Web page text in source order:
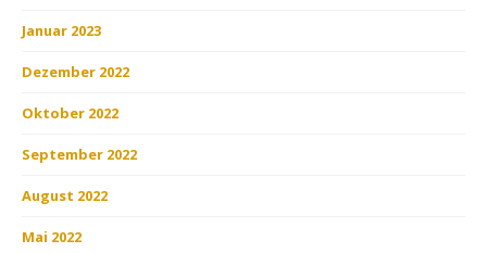
Januar 2023
Dezember 2022
Oktober 2022
September 2022
August 2022
Mai 2022